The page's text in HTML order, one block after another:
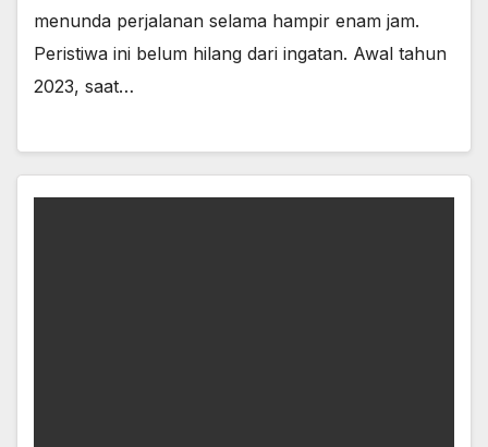
menunda perjalanan selama hampir enam jam.
Peristiwa ini belum hilang dari ingatan. Awal tahun
2023, saat…